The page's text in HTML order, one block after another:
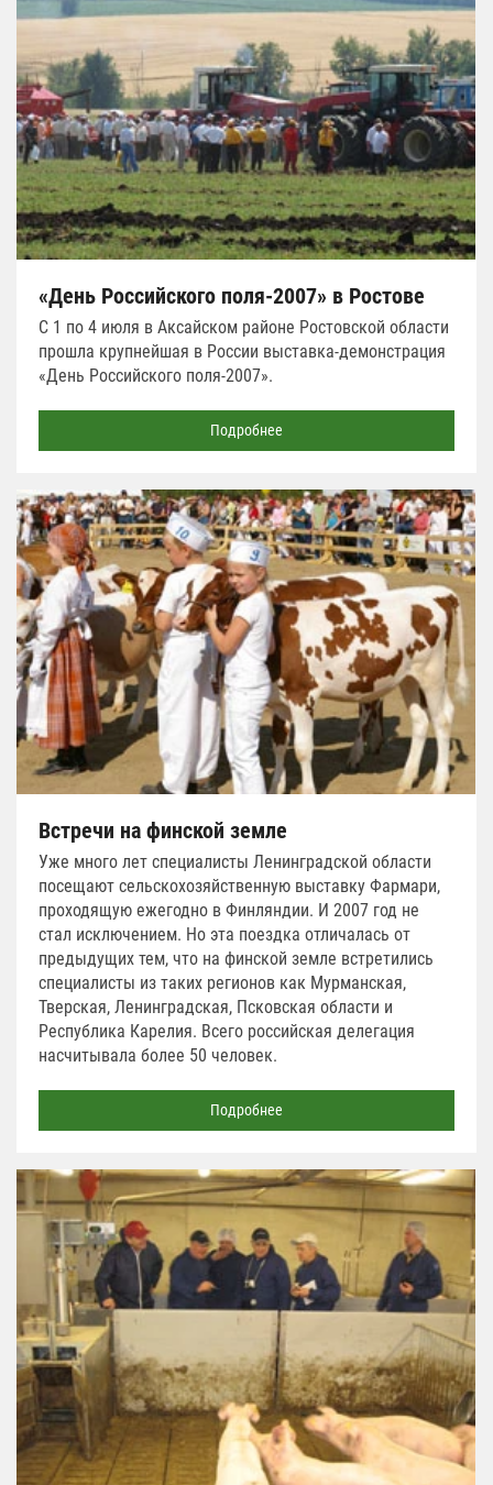
«День Российского поля-2007» в Ростове
С 1 по 4 июля в Аксайском районе Ростовской области
прошла крупнейшая в России выставка-демонстрация
«День Российского поля-2007».
Подробнее
Встречи на финской земле
Уже много лет специалисты Ленинградской области
посещают сельскохозяйственную выставку Фармари,
проходящую ежегодно в Финляндии. И 2007 год не
стал исключением. Но эта поездка отличалась от
предыдущих тем, что на финской земле встретились
специалисты из таких регионов как Мурманская,
Тверская, Ленинградская, Псковская области и
Республика Карелия. Всего российская делегация
насчитывала более 50 человек.
Подробнее